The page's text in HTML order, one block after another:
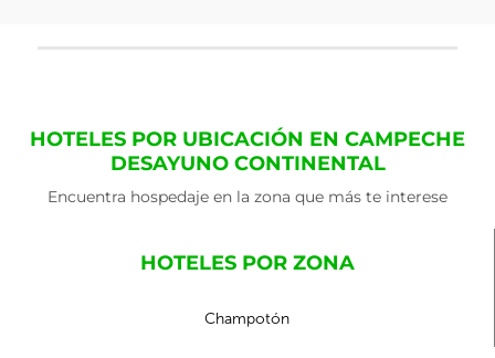
HOTELES POR UBICACIÓN EN CAMPECHE
DESAYUNO CONTINENTAL
Encuentra hospedaje en la zona que más te interese
HOTELES POR ZONA
Champotón